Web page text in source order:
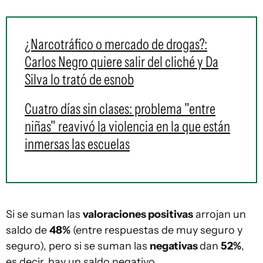
¿Narcotráfico o mercado de drogas?:
Carlos Negro quiere salir del cliché y Da
Silva lo trató de esnob
Cuatro días sin clases: problema "entre
niñas" reavivó la violencia en la que están
inmersas las escuelas
Si se suman las valoraciones positivasarrojan un
saldo de48% (entre respuestas de muy seguro y
seguro), pero si se suman las negativasdan 52%,